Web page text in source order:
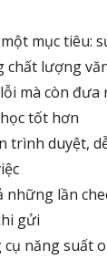
mục tiêu:
chất lượng
mà còn đưa
tốt hơn
trình duyệt,
những lần
gửi
năng suất